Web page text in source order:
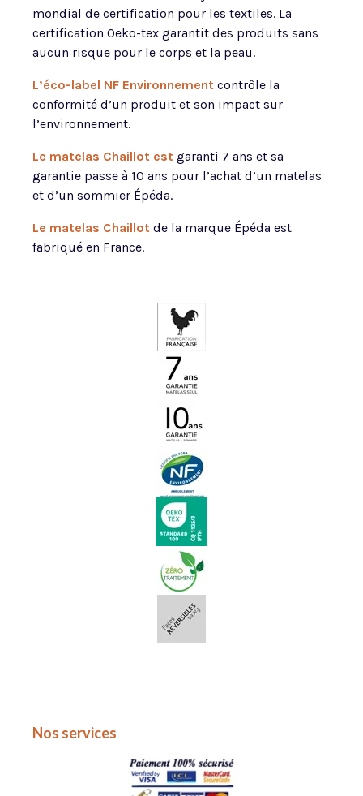
mondial de certification pour les textiles. La
certification Oeko-tex garantit des produits sans
aucun risque pour le corps et la peau.
L’éco-label NF Environnement contrôle la
conformité d’un produit et son impact sur
l’environnement.
Le matelas Chaillot est garanti 7 ans et sa
garantie passe à 10 ans pour l’achat d’un matelas
et d’un sommier Épéda.
Le matelas Chaillot de la marque Épéda est
fabriqué en France.
Nos services